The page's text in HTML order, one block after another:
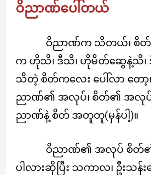
ဝိညာဏ်ပေါ်တယ်
ဝိညာဏ်က သိတယ်၊ စိ
က ဟိုသိ၊ ဒီသိ၊ ဟိုမိတ်ဆွေနဲ့သိ၊
သိတဲ့ စိတ်ကလေး ပေါ်လာ တေ
ညာဏ်၏ အလုပ်၊ စိတ်၏ အလုပ်
ညာဏ်နဲ့ စိတ် အတူတူ(မှန်ပါ့)။
ဝိညာဏ်၏ အလုပ် စိတ်
ပါလားဆိုပြီး သကာလ၊ ဦးသန်